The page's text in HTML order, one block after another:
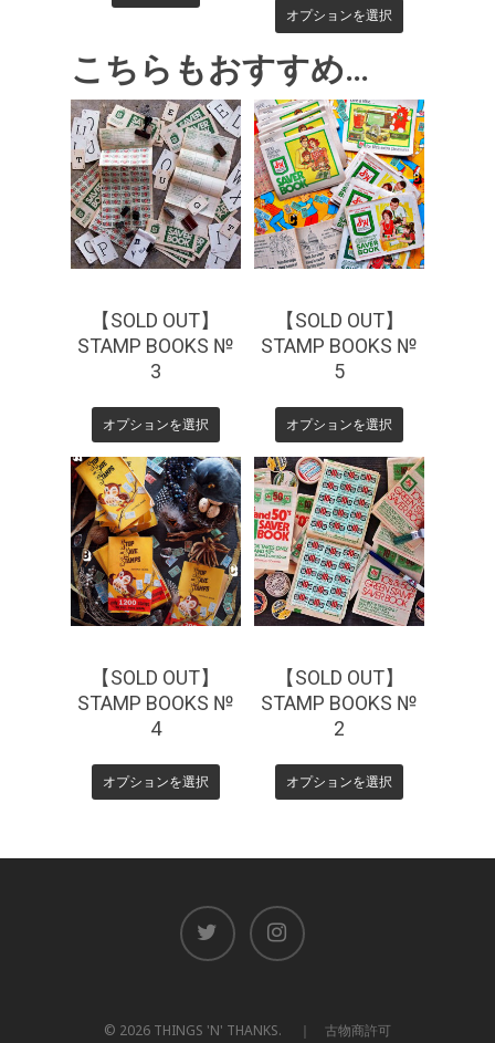
オプションを選択
こちらもおすすめ…
¥440 ¥550
【SOLD OUT】
STAMP BOOKS №
3
オプションを選択
¥770
【SOLD OUT】
STAMP BOOKS №
5
オプションを選択
¥660
【SOLD OUT】
STAMP BOOKS №
4
オプションを選択
¥550
【SOLD OUT】
STAMP BOOKS №
2
オプションを選択
© 2026 THINGS 'N' THANKS. ｜ 古物商許可